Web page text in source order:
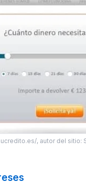
, autor del sitio: